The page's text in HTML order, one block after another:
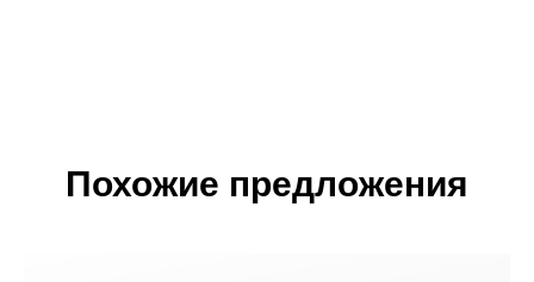
Похожие предложения